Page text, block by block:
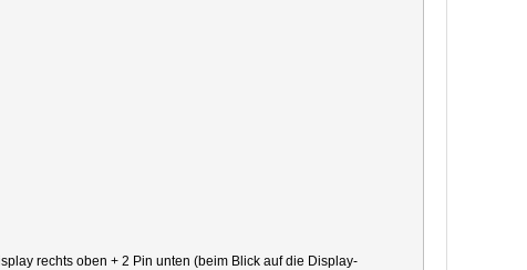
rechts oben + 2 Pin unten (beim Blick auf die Display-